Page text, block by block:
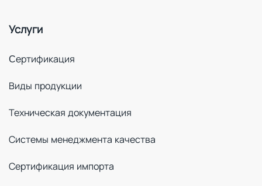
Услуги
Cертификация
Виды продукции
Техническая документация
Системы менеджмента качества
Сертификация импорта